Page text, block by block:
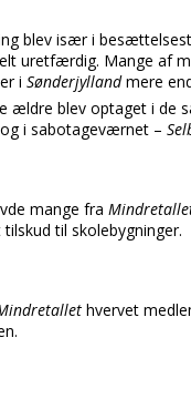
blev især i
uretfærdig. Mange af
i Sønderjyllandmere
ældre blev optaget i de
og i sabotageværnet –
mange fra
til skolebygninger.
hvervet